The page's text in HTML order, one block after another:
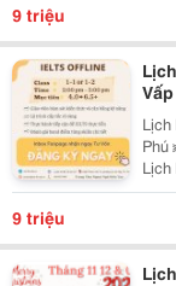
9 triệu
Lịch
Phú ≫≫≫Nhóm Lớp 3 Tháng/ Đóng Tiền Hp Theo Khóa +
Lớp
9 triệu